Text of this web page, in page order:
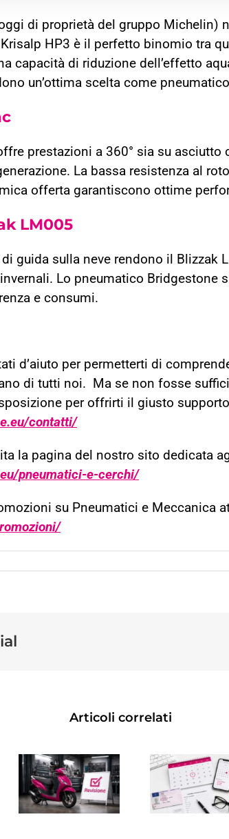
di proprietà del gruppo Michelin)
HP3 è il perfetto binomio tra
capacità di riduzione dell’effetto
un’ottima scelta come
prestazioni a 360° sia su asciutto
La bassa resistenza al
offerta garantiscono ottime
LM005
guida sulla neve rendono il Blizzak
Lo pneumatico Bridgestone
e consumi.
d’aiuto per permetterti di
di tutti noi. Ma se non fosse
per offrirti il giusto
contatti/
la pagina del nostro sito dedicata
pneumatici-e-cerchi/
su Pneumatici e Meccanica
Articoli correlati
REVISIONE
BOLOGNA:
DOVE
FARLA,
COME